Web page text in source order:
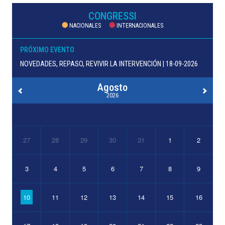
CONGRESSI
NACIONALES INTERNACIONALES
PRÓXIMO EVENTO
NOVEDADES, REPASO, REVIVIR LA INTERVENCIÓN | 18-09-2026
Agosto
2026
27 28 29 30 31 1 2
3 4 5 6 7 8 9
10 11 12 13 14 15 16